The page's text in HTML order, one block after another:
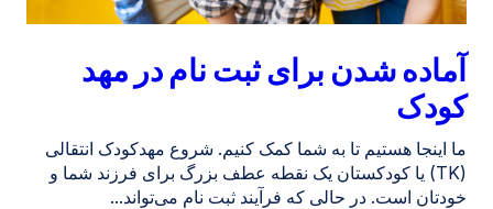
آماده شدن برای ثبت نام در مهد
کودک
ما اینجا هستیم تا به شما کمک کنیم. شروع مهدکودک انتقالی
(TK) یا کودکستان یک نقطه عطف بزرگ برای فرزند شما و
خودتان است. در حالی که فرآیند ثبت نام می‌تواند...